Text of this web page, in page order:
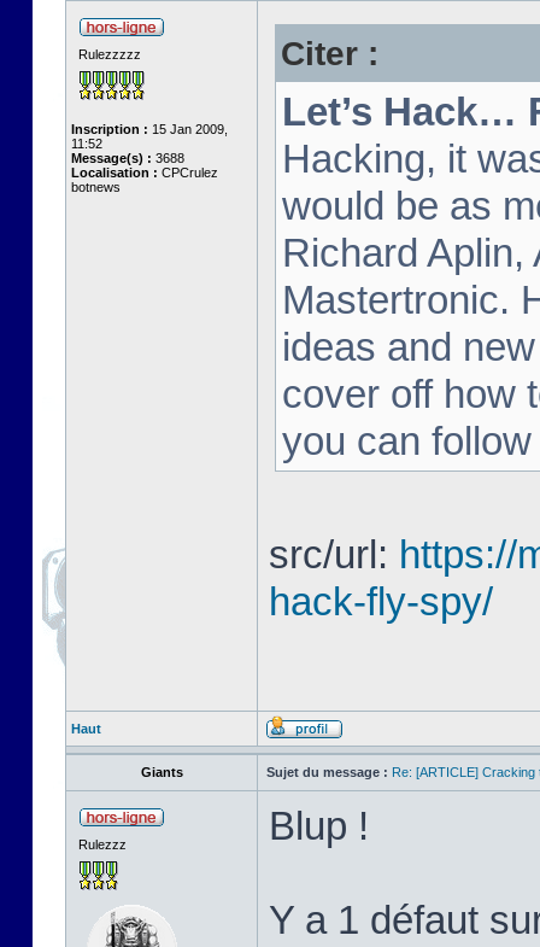
Rulezzzzz
Inscription : 15 Jan 2009,
11:52
Message(s) : 3688
Localisation : CPCrulez
botnews
Citer :
Let’s Hack…
Hacking, it
would be as
Richard
Mastertronic.
ideas and
cover off how
you can
src/url: https://
hack-fly-spy/
Haut
Giants Sujet du message : Re: [ARTICLE] Cracking
Rulezzz Blup !
Y a 1 défaut